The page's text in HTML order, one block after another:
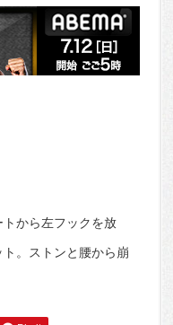
から左フックを放
。ストンと腰から崩